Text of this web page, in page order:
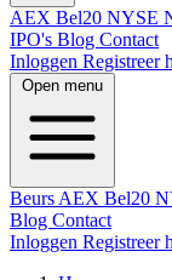
AEX Bel20 NYSE
IPO's Blog Contact
Inloggen Registreer
Open menu
Beurs AEX Bel20
Blog Contact
Inloggen Registreer